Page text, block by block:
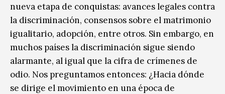
nueva etapa de conquistas: avances legales contra
la discriminación, consensos sobre el matrimonio
igualitario, adopción, entre otros. Sin embargo, en
muchos países la discriminación sigue siendo
alarmante, al igual que la cifra de crímenes de
odio. Nos preguntamos entonces: ¿Hacia dónde
se dirige el movimiento en una época de